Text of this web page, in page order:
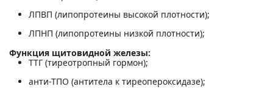
ЛПВП (липопротеины высокой плотности);
ЛПНП (липопротеины низкой плотности);
Функция щитовидной железы:
ТТГ (тиреотропный гормон);
анти-ТПО (антитела к тиреопероксидазе);